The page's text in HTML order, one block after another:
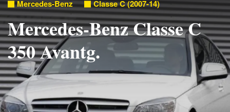
Mercedes-Benz Classe C (2007-14)
Mercedes-Benz Classe C
350 Avantg.